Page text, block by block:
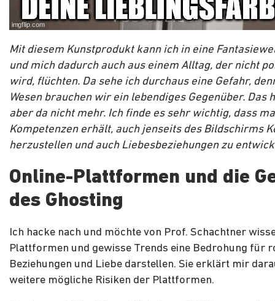
Mit diesem Kunstprodukt kann ich in eine
und mich dadurch auch aus einem Alltag, der nicht
wird, flüchten. Da sehe ich durchaus eine Gefahr,
Wesen brauchen wir ein lebendiges Gegenüber. Das
aber da nicht mehr. Ich finde es sehr wichtig, dass
Kompetenzen erhält, auch jenseits des Bildschirms
herzustellen und auch Liebesbeziehungen zu
Online-Plattformen und die
des Ghosting
Ich hacke nach und möchte von Prof. Schachtner
Plattformen und gewisse Trends eine Bedrohung für
Beziehungen und Liebe darstellen. Sie erklärt mir
weitere mögliche Risiken der Plattformen.